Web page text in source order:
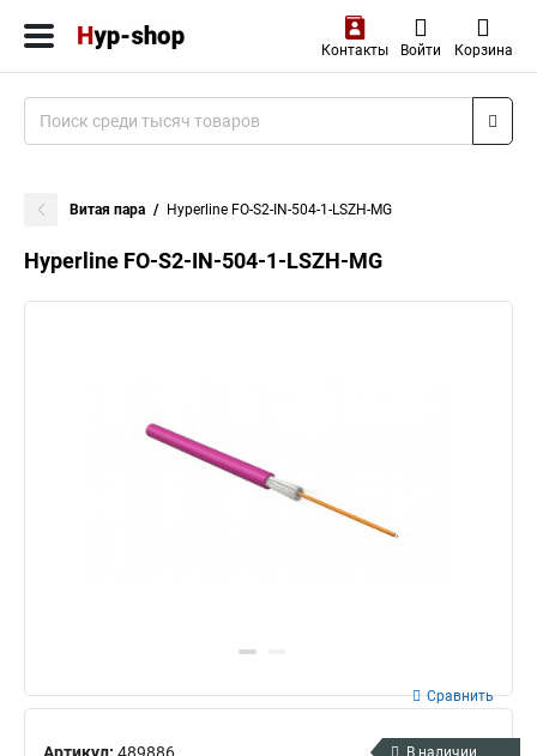
Контакты Войти Корзина
Витая пара Hyperline FO-S2-IN-504-1-LSZH-MG
Hyperline FO-S2-IN-504-1-LSZH-MG
Артикул: 489886
Сравнить
В наличии